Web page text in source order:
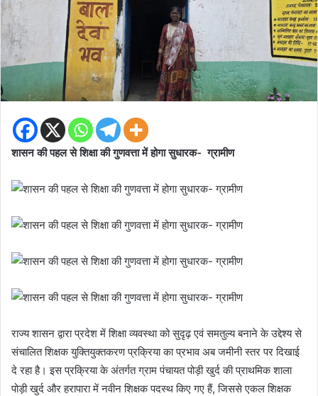
शासन की पहल से शिक्षा की गुणवत्ता में होगा सुधारक- ग्रामीण
राज्य शासन द्वारा प्रदेश में शिक्षा व्यवस्था को सुदृढ़ एवं समतुल्य बनाने के उद्देश्य से
संचालित शिक्षक युक्तियुक्तकरण प्रक्रिया का प्रभाव अब जमीनी स्तर पर दिखाई
दे रहा है। इस प्रक्रिया के अंतर्गत ग्राम पंचायत पोड़ी खुर्द की प्राथमिक शाला
पोड़ी खुर्द और हरापारा में नवीन शिक्षक पदस्थ किए गए हैं, जिससे एकल शिक्षक